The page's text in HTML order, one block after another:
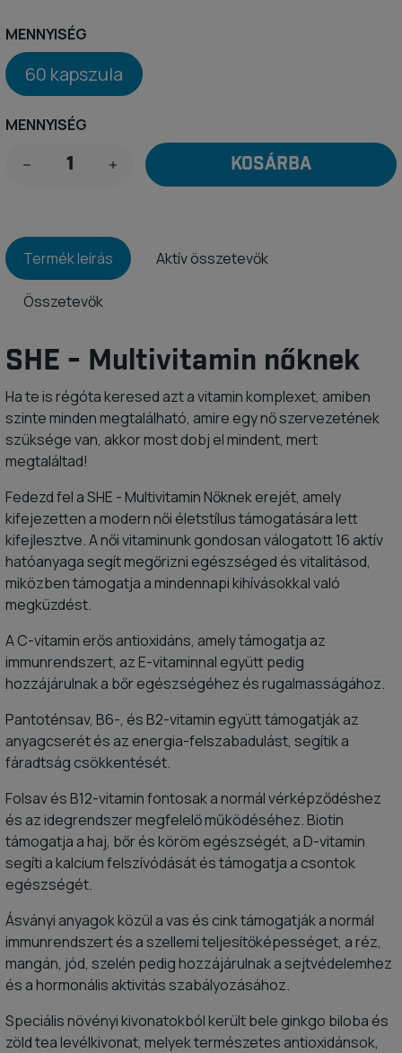
MENNYISÉG
60 kapszula
MENNYISÉG
KOSÁRBA
Termék leírás Aktív összetevők
Összetevők
SHE - Multivitamin nőknek
Ha te is régóta keresed azt a vitamin komplexet, amiben
szinte minden megtalálható, amire egy nő szervezetének
szüksége van, akkor most dobj el mindent, mert
megtaláltad!
Fedezd fel a SHE - Multivitamin Nőknek erejét, amely
kifejezetten a modern női életstílus támogatására lett
kifejlesztve. A női vitaminunk gondosan válogatott 16 aktív
hatóanyaga segít megőrizni egészséged és vitalitásod,
miközben támogatja a mindennapi kihívásokkal való
megküzdést.
A C-vitamin erős antioxidáns, amely támogatja az
immunrendszert, az E-vitaminnal együtt pedig
hozzájárulnak a bőr egészségéhez és rugalmasságához.
Pantoténsav, B6-, és B2-vitamin együtt támogatják az
anyagcserét és az energia-felszabadulást, segítik a
fáradtság csökkentését.
Folsav és B12-vitamin fontosak a normál vérképződéshez
és az idegrendszer megfelelő működéséhez. Biotin
támogatja a haj, bőr és köröm egészségét, a D-vitamin
segíti a kalcium felszívódását és támogatja a csontok
egészségét.
Ásványi anyagok közül a vas és cink támogatják a normál
immunrendszert és a szellemi teljesítőképességet, a réz,
mangán, jód, szelén pedig hozzájárulnak a sejtvédelemhez
és a hormonális aktivitás szabályozásához.
Speciális növényi kivonatokból került bele ginkgo biloba és
zöld tea levélkivonat, melyek természetes antioxidánsok,